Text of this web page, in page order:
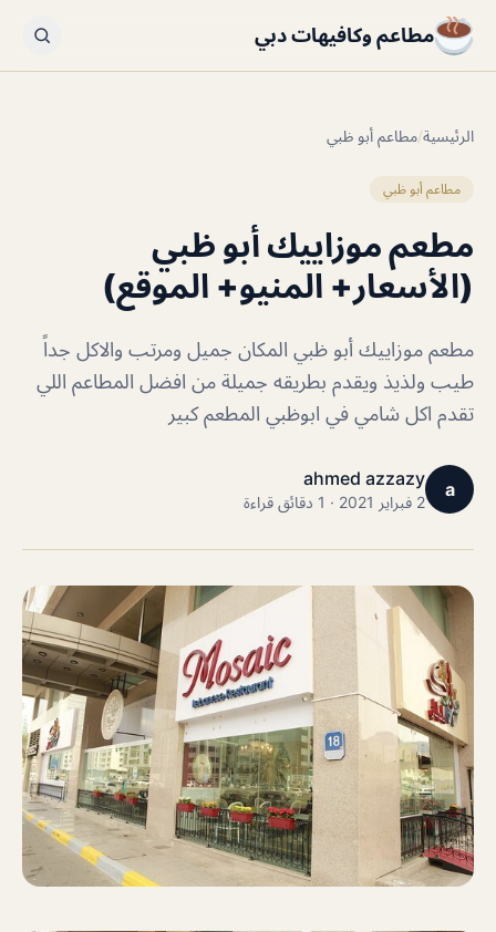
مطاعم وكافيهات دبي
الرئيسية/مطاعم أبو ظبي
مطاعم أبو ظبي
مطعم موزاييك أبو ظبي
(الأسعار+ المنيو+ الموقع)
مطعم موزاييك أبو ظبي المكان جميل ومرتب والاكل جداً
طيب ولذيذ ويقدم بطريقه جميلة من افضل المطاعم اللي
تقدم اكل شامي في ابوظبي المطعم كبير
a
ahmed azzazy
2 فبراير 2021 · 1 دقائق قراءة